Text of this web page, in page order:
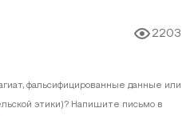
2203
фальсифицированные данные или
этики)? Напишите письмо в